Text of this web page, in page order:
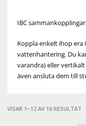
IBC sammankopplingar
Koppla enkelt ihop era
vattenhantering. Du
varandra) eller
även ansluta dem till
VISAR 1–12 AV 16 RESULTAT